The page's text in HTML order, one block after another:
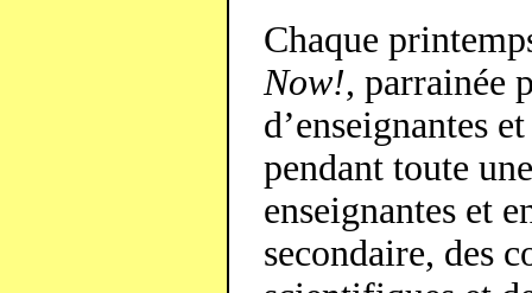
Chaque
Now!, parrainée
d’enseignantes
pendant toute
enseignantes et
secondaire, des